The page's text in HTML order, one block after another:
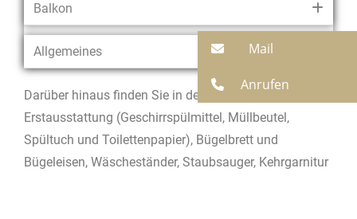
Balkon
Allgemeines
Darüber hinaus finden Sie in der Wohnung folgendes:
Erstausstattung (Geschirrspülmittel, Müllbeutel,
Spültuch und Toilettenpapier), Bügelbrett und
Bügeleisen, Wäscheständer, Staubsauger, Kehrgarnitur
Mail
Anrufen